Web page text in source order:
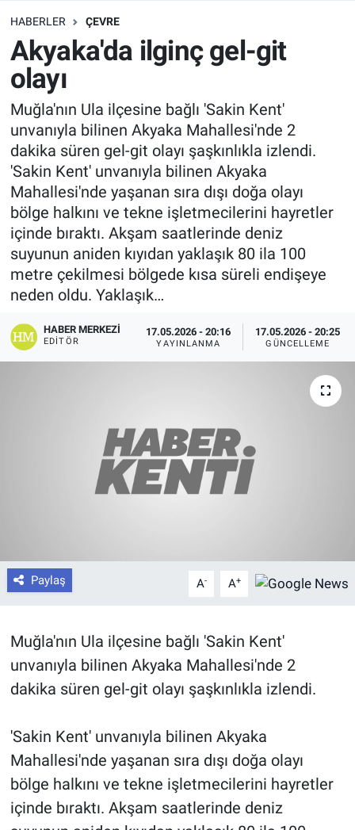
HABERLER ÇEVRE
Akyaka'da ilginç gel-git
olayı
Muğla'nın Ula ilçesine bağlı 'Sakin Kent'
unvanıyla bilinen Akyaka Mahallesi'nde 2
dakika süren gel-git olayı şaşkınlıkla izlendi.
'Sakin Kent' unvanıyla bilinen Akyaka
Mahallesi'nde yaşanan sıra dışı doğa olayı
bölge halkını ve tekne işletmecilerini hayretler
içinde bıraktı. Akşam saatlerinde deniz
suyunun aniden kıyıdan yaklaşık 80 ila 100
metre çekilmesi bölgede kısa süreli endişeye
neden oldu. Yaklaşık…
HABER MERKEZI
EDITÖR
17.05.2026 - 20:16
YAYINLANMA
17.05.2026 - 20:25
GÜNCELLEME
Paylaş A- A+
Muğla'nın Ula ilçesine bağlı 'Sakin Kent'
unvanıyla bilinen Akyaka Mahallesi'nde 2
dakika süren gel-git olayı şaşkınlıkla izlendi.
'Sakin Kent' unvanıyla bilinen Akyaka
Mahallesi'nde yaşanan sıra dışı doğa olayı
bölge halkını ve tekne işletmecilerini hayretler
içinde bıraktı. Akşam saatlerinde deniz